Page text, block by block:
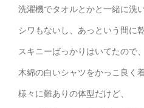
洗濯機でタオルとかと一緒に洗
シワもないし、あっという間に
スキニーばっかりはいてたので
木綿の白いシャツをかっこ良く
様々に難ありの体型だけど、